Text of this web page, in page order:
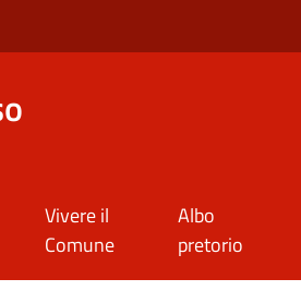
Vivere il
Comune
Albo
pretorio